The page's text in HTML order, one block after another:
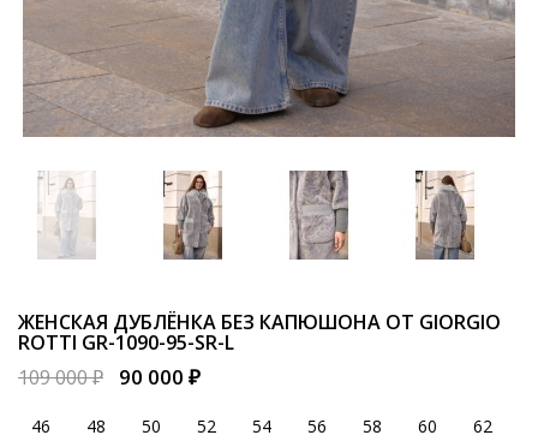
ЖЕНСКАЯ ДУБЛЁНКА БЕЗ КАПЮШОНА ОТ GIORGIO
ROTTI GR-1090-95-SR-L
109 000 ₽
90 000 ₽
46 48 50 52 54 56 58 60 62